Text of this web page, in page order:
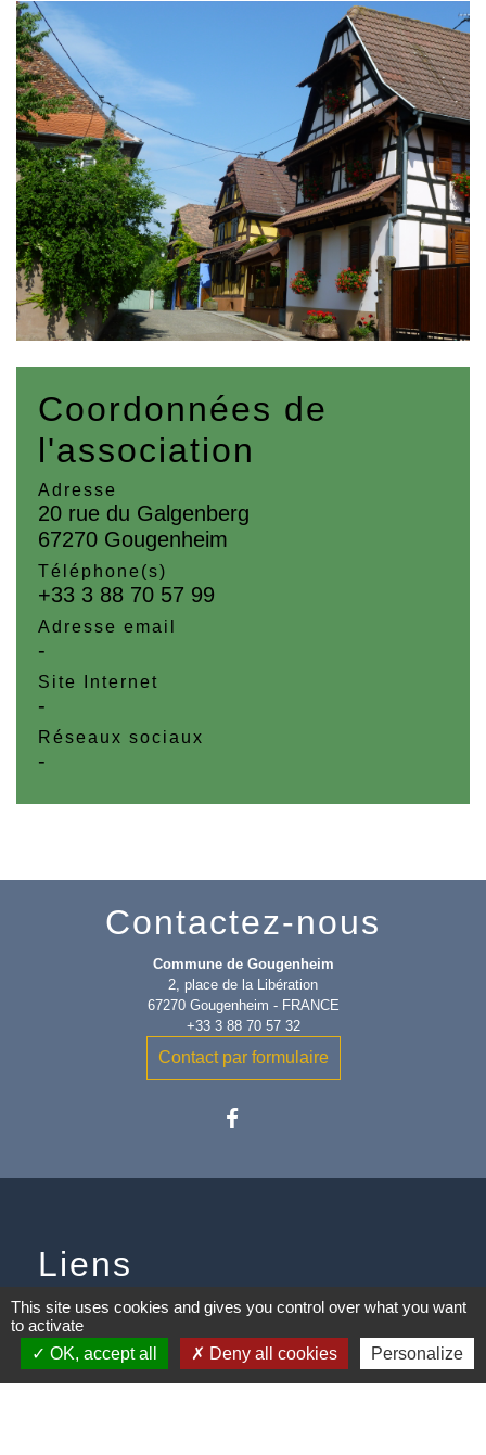
Coordonnées de
l'association
Adresse
20 rue du Galgenberg
67270 Gougenheim
Téléphone(s)
+33 3 88 70 57 99
Adresse email
-
Site Internet
-
Réseaux sociaux
-
Contactez-nous
Commune de Gougenheim
2, place de la Libération
67270 Gougenheim - FRANCE
+33 3 88 70 57 32
Contact par formulaire
Liens
Communauté de Communes
Conseil Départemental du Bas-
Rhin
This site uses cookies and gives you control over what you want
to activate
OK, accept all
Deny all cookies Personalize